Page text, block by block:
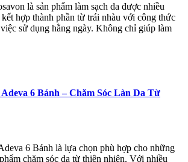
là sản phẩm làm sạch da được nhiều
hợp thành phần từ trái nhàu với công thức
sử dụng hằng ngày. Không chỉ giúp làm
6 Bánh – Chăm Sóc Làn Da Từ
6 Bánh là lựa chọn phù hợp cho những
chăm sóc da từ thiên nhiên. Với nhiều